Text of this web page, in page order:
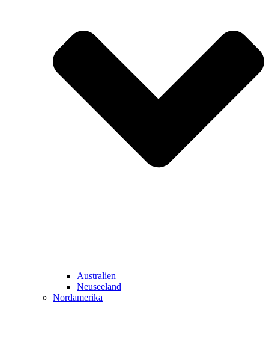
Australien
Neuseeland
Nordamerika